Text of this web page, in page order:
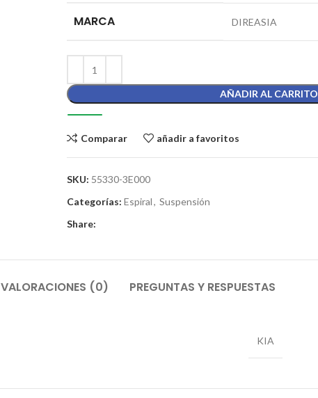
MARCA DIREASIA
AÑADIR AL CARRITO
Comparar añadir a favoritos
SKU: 55330-3E000
Categorías: Espiral, Suspensión
Share:
VALORACIONES (0) PREGUNTAS Y RESPUESTAS
KIA